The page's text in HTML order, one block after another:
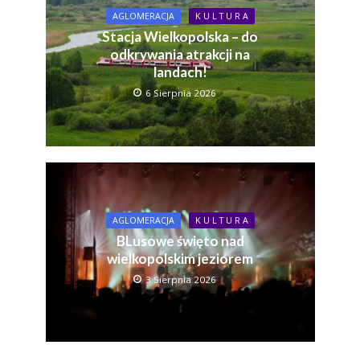
AGLOMERACJA K U L T U R A
Stacja Wielkopolska – do
odkrywania atrakcji na
landach!
6 Sierpnia 2026
AGLOMERACJA K U L T U R A
BLusowe święto nad
wielkopolskim jeziorem
3 Sierpnia 2026